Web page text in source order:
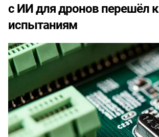
с ИИ для дронов перешёл к
испытаниям